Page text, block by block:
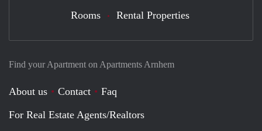
• Fully furnished
Availability and rental type will be determined per apartment.
Find your Apartment on Apartments Arnhem
About us Contact
Faq
For Real Estate Agents/Realtors
Rooms Rental Properties